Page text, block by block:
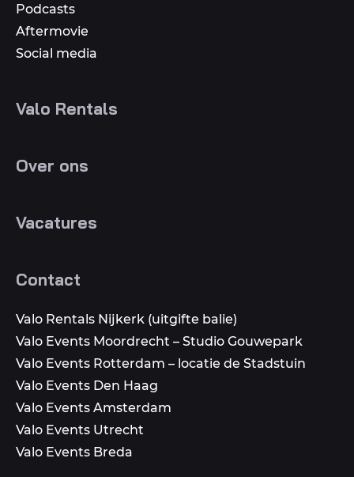
Podcasts
Aftermovie
Social media
Valo Rentals
Over ons
Vacatures
Contact
Valo Rentals Nijkerk (uitgifte balie)
Valo Events Moordrecht – Studio Gouwepark
Valo Events Rotterdam – locatie de Stadstuin
Valo Events Den Haag
Valo Events Amsterdam
Valo Events Utrecht
Valo Events Breda